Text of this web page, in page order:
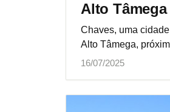
Alto Tâmega
Chaves, uma
Alto Tâmega,
16/07/2025